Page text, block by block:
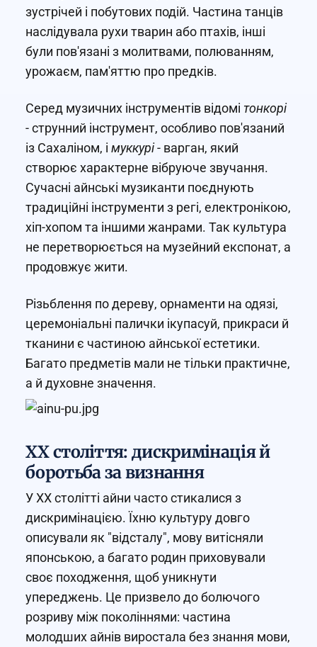
зустрічей і побутових подій. Частина танців
наслідувала рухи тварин або птахів, інші
були пов'язані з молитвами, полюванням,
урожаєм, пам'яттю про предків.
Серед музичних інструментів відомі тонкорі
- струнний інструмент, особливо пов'язаний
із Сахаліном, і муккурі- варган, який
створює характерне вібруюче звучання.
Сучасні айнські музиканти поєднують
традиційні інструменти з регі, електронікою,
хіп-хопом та іншими жанрами. Так культура
не перетворюється на музейний експонат, а
продовжує жити.
Різьблення по дереву, орнаменти на одязі,
церемоніальні палички ікупасуй, прикраси й
тканини є частиною айнської естетики.
Багато предметів мали не тільки практичне,
а й духовне значення.
XX століття: дискримінація й
боротьба за визнання
У XX столітті айни часто стикалися з
дискримінацією. Їхню культуру довго
описували як "відсталу", мову витісняли
японською, а багато родин приховували
своє походження, щоб уникнути
упереджень. Це призвело до болючого
розриву між поколіннями: частина
молодших айнів виростала без знання мови,